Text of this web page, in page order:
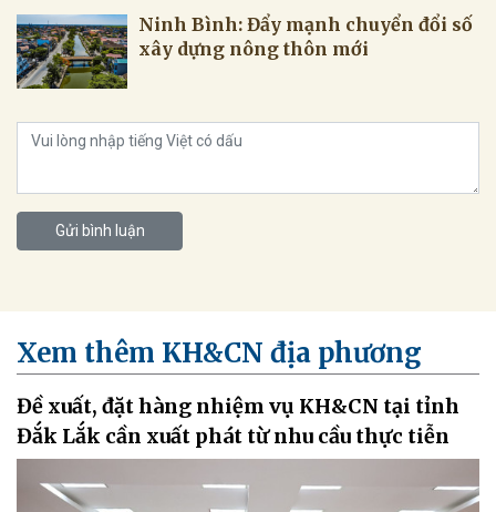
Ninh Bình: Đẩy mạnh chuyển đổi số
xây dựng nông thôn mới
Gửi bình luận
Xem thêm KH&CN địa phương
Đề xuất, đặt hàng nhiệm vụ KH&CN tại tỉnh
Đắk Lắk cần xuất phát từ nhu cầu thực tiễn